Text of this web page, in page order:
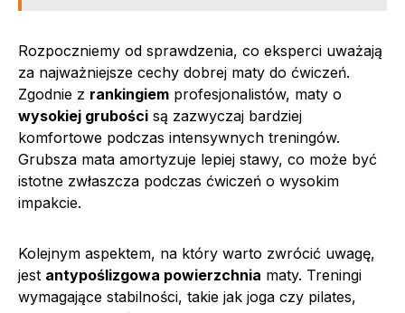
Rozpoczniemy od sprawdzenia, co eksperci uważają
za najważniejsze cechy dobrej maty do ćwiczeń.
Zgodnie z rankingiem profesjonalistów, maty o
wysokiej grubości są zazwyczaj bardziej
komfortowe podczas intensywnych treningów.
Grubsza mata amortyzuje lepiej stawy, co może być
istotne zwłaszcza podczas ćwiczeń o wysokim
impakcie.
Kolejnym aspektem, na który warto zwrócić uwagę,
jest antypoślizgowa powierzchnia maty. Treningi
wymagające stabilności, takie jak joga czy pilates,